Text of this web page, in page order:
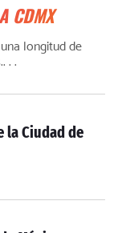
CDMX
longitud de
. .
la Ciudad de